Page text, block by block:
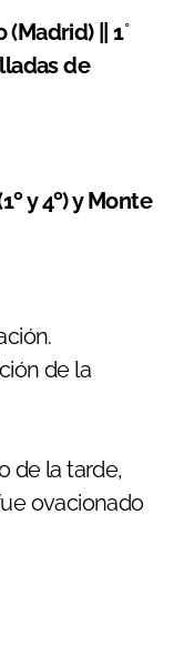
(Madrid) || 1°
de
y 4º) y Monte
de la
de la tarde,
ovacionado